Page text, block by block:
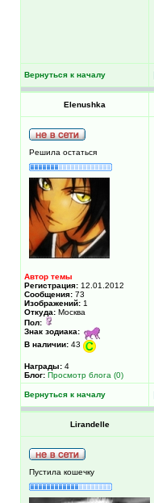
Вернуться к началу
Elenushka
Решила остаться
Автор темы
Регистрация: 12.01.2012
Сообщения: 73
Изображений: 1
Откуда: Москва
Пол:
Знак зодиака:
В наличии: 43
Награды: 4
Блог: Просмотр блога (0)
Вернуться к началу
Lirandelle
Пустила кошечку